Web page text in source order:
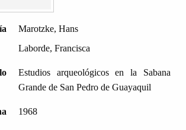
Marotzke, Hans
Laborde, Francisca
Estudios arqueológicos en la Sabana
Grande de San Pedro de Guayaquil
1968